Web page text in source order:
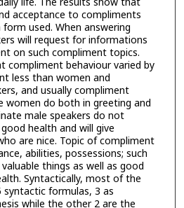
acceptance to compliments
used. When answering
will request for informations
on such compliment topics.
compliment behaviour varied by
less than women and
and usually compliment
women do both in greeting and
male speakers do not
health and will give
are nice. Topic of compliment
abilities, possessions; such
things as well as good
Syntactically, most of the
formulas, 3 as
while the other 2 are the